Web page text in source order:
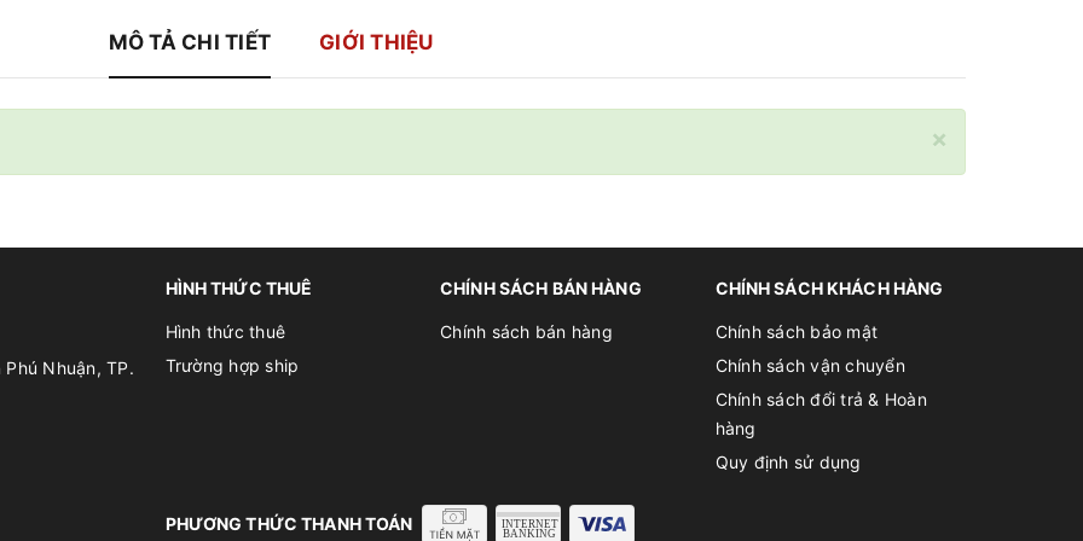
MÔ TẢ CHI TIẾT GIỚI THIỆU
×
Nhuận, TP.
HÌNH THỨC THUÊ
Hình thức thuê
Trường hợp ship
CHÍNH SÁCH BÁN HÀNG
Chính sách bán hàng
CHÍNH SÁCH KHÁCH HÀNG
Chính sách bảo mật
Chính sách vận chuyển
Chính sách đổi trả & Hoàn
hàng
Quy định sử dụng
PHƯƠNG THỨC THANH TOÁN